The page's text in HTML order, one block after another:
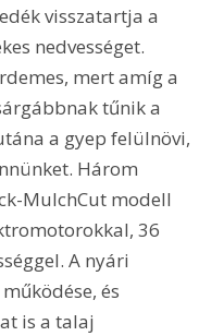
visszatartja a
nedvességet.
mert amíg a
tűnik a
a gyep felülnövi,
Három
MulchCut modell
36
A nyári
és
is a talaj